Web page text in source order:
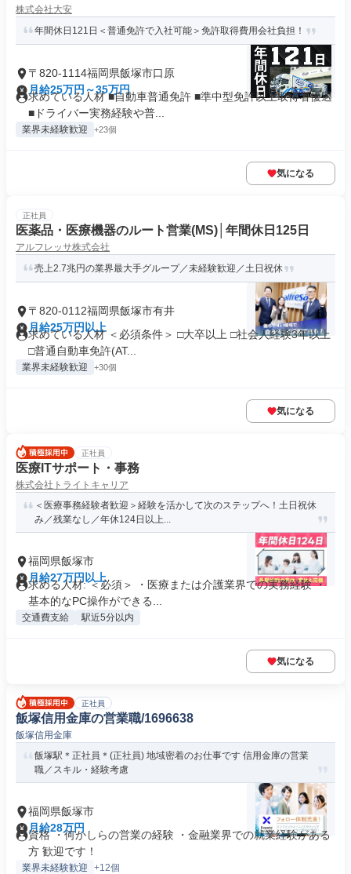
株式会社大安
年間休日121日＜普通免許で入社可能＞免許取得費用会社負担！
〒820-1114福岡県飯塚市口原
月給25万円～35万円
求めている人材 ■自動車普通免許 ■準中型免許以上取得者優遇
■ドライバー実務経験や普...
業界未経験歓迎 +23個
気になる
正社員
医薬品・医療機器のルート営業(MS)│年間休日125日
アルフレッサ株式会社
売上2.7兆円の業界最大手グループ／未経験歓迎／土日祝休
〒820-0112福岡県飯塚市有井
月給25万円以上
求めている人材 ＜必須条件＞ □大卒以上 □社会人経験3年以上
□普通自動車免許(AT...
業界未経験歓迎 +30個
気になる
正社員
医療ITサポート・事務
株式会社トライトキャリア
＜医療事務経験者歓迎＞経験を活かして次のステップへ！土日祝休
み／残業なし／年休124日以上...
福岡県飯塚市
月給27万円以上
求める人材: ＜必須＞ ・医療または介護業界での実務経験 ・
基本的なPC操作ができる...
交通費支給 駅近5分以内
気になる
正社員
飯塚信用金庫の営業職/1696638
飯塚信用金庫
飯塚駅＊正社員＊(正社員) 地域密着のお仕事です 信用金庫の営業
職／スキル・経験考慮
福岡県飯塚市
月給28万円
資格 ・何かしらの営業の経験 ・金融業界での就業経験がある
方 歓迎です！
業界未経験歓迎 +12個